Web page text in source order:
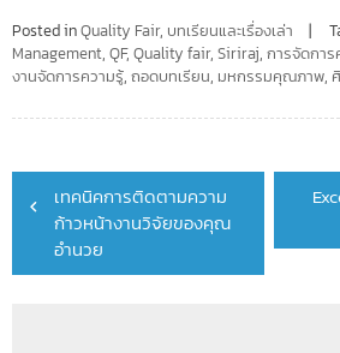
Posted inQuality Fair, บทเรียนและเรื่องเล่า
Management, QF, Quality fair, Siriraj, การจัดการ
งานจัดการความรู้, ถอดบทเรียน, มหกรรมคุณภาพ,
Post
navigation
เทคนิคการติดตามความ
ก้าวหน้างานวิจัยของคุณ
อำนวย